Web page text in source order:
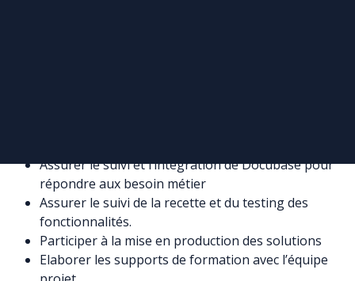
Assurer le suivi et l’intégration de Docubase pour
répondre aux besoin métier
Assurer le suivi de la recette et du testing des
fonctionnalités.
Participer à la mise en production des solutions
Elaborer les supports de formation avec l’équipe